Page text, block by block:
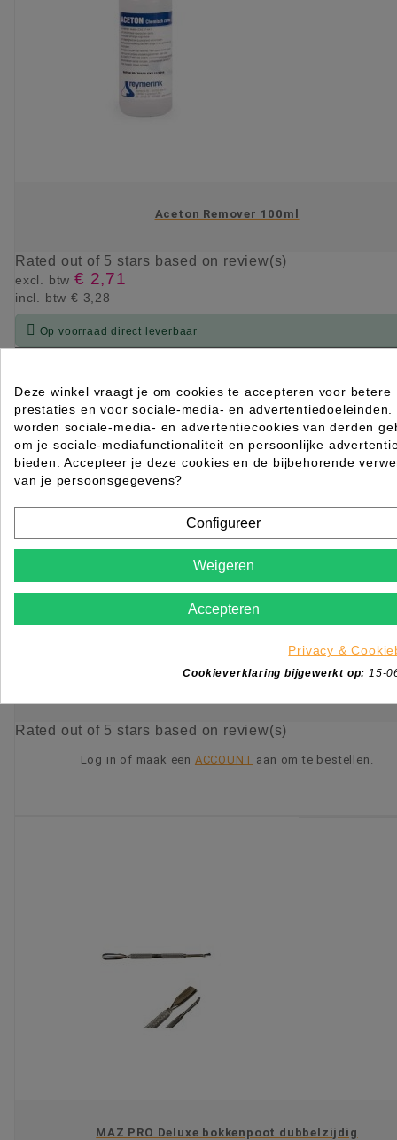
Aceton Remover 100ml
Rated out of 5 stars based on review(s)
excl. btw € 2,71
incl. btw € 3,28
 Op voorraad direct leverbaar
Rated out of 5 stars based on review(s)
Log in of maak een ACCOUNT aan om te bestellen.
MAZ PRO Deluxe bokkenpoot dubbelzijdig
Deze winkel vraagt je om cookies te accepteren voor betere
prestaties en voor sociale-media- en advertentiedoeleinden.
worden sociale-media- en advertentiecookies van derden
om je sociale-mediafunctionaliteit en persoonlijke
bieden. Accepteer je deze cookies en de bijbehorende
van je persoonsgegevens?
Configureer
Weigeren
Accepteren
Privacy &
Cookieverklaring bijgewerkt op: 15-